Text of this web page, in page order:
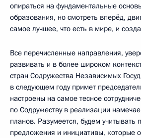
опираться на фундаментальные
образования, но смотреть вперёд,
самое лучшее, что есть в мире, и
Все перечисленные направления,
развивать и в более широком
стран Содружества Независимых
в следующем году примет
настроены на самое тесное
по Содружеству в реализации
планов. Разумеется, будем учитывать
предложения и инициативы, которые